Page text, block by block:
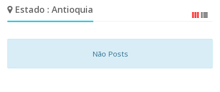
Estado : Antioquia
Não Posts